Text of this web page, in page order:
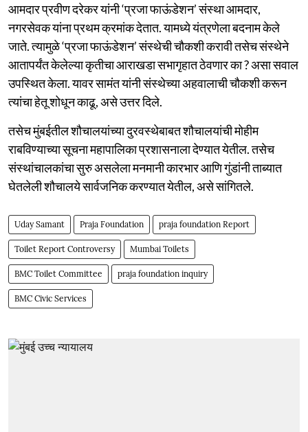
आमदार प्रवीण दरेकर यांनी ‘प्रजा फाऊंडेशन’ संस्था आमदार,
नगरसेवक यांना प्रथम क्रमांक देतात. यामध्ये यंत्रणेला बदनाम केले
जाते. त्यामुळे ‘प्रजा फाऊंडेशन’ संस्थेची चौकशी करावी तसेच संस्थेने
आतापर्यंत केलेल्या कृतीचा आराखडा सभागृहात ठेवणार का ? असा सवाल
उपस्थित केला. यावर सामंत यांनी संस्थेच्या अहवालाची चौकशी करून
त्यांचा हेतू शोधून काढू, असे उत्तर दिले.
तसेच मुंबईतील शौचालयांच्या दुरवस्थेबाबत शौचालयांची मोहीम
राबविण्याच्या सूचना महापालिका प्रशासनाला देण्यात येतील. तसेच
संस्थांचालकांचा सुरु असलेला मनमानी कारभार आणि गुंडांनी ताब्यात
घेतलेली शौचालये सार्वजनिक करण्यात येतील, असे सांगितले.
Uday Samant Praja Foundation praja foundation Report
Toilet Report Controversy Mumbai Toilets
BMC Toilet Committee praja foundation inquiry
BMC Civic Services